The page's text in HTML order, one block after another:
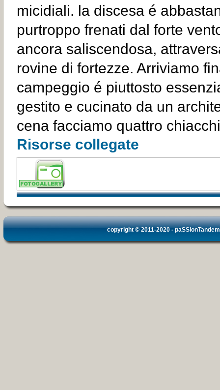
micidiali. la discesa é
purtroppo frenati dal forte
ancora saliscendosa,
rovine di fortezze. Arriviamo
campeggio é piuttosto
gestito e cucinato da un
cena facciamo quattro
Risorse collegate
copyright © 2011-2020 -